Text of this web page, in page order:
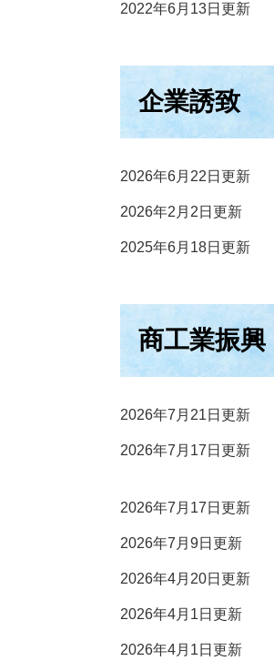
2022年6月13日更新
企業誘致
2026年6月22日更新
2026年2月2日更新
2025年6月18日更新
商工業振興
2026年7月21日更新
2026年7月17日更新
2026年7月17日更新
2026年7月9日更新
2026年4月20日更新
2026年4月1日更新
2026年4月1日更新